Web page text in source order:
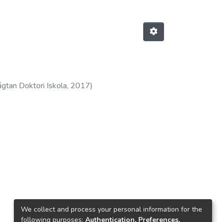
Doktori Iskola, 2017)
We collect and process your personal information for the
following purposes: Authentication, Preferences,